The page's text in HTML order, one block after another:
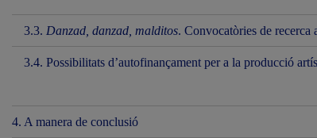
3.3. Danzad, danzad, malditos. Convocatòries de recerca
3.4. Possibilitats d’autofinançament per a la producció
4. A manera de conclusió